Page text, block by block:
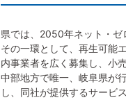
県では、2050年ネット・ゼ
その一環として、再生可能
内事業者を広く募集し、小
中部地方で唯一、岐阜県が
し、同社が提供するサービ